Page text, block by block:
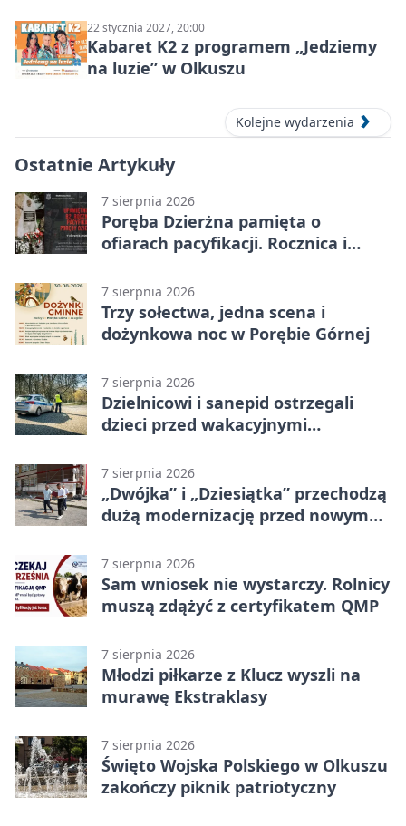
22 stycznia 2027, 20:00
Kabaret K2 z programem „Jedziemy
na luzie” w Olkuszu
Kolejne wydarzenia
Ostatnie Artykuły
7 sierpnia 2026
Poręba Dzierżna pamięta o
ofiarach pacyfikacji. Rocznica i
7 sierpnia 2026
Trzy sołectwa, jedna scena i
dożynkowa noc w Porębie Górnej
7 sierpnia 2026
Dzielnicowi i sanepid ostrzegali
dzieci przed wakacyjnymi
7 sierpnia 2026
„Dwójka” i „Dziesiątka” przechodzą
dużą modernizację przed nowym
7 sierpnia 2026
Sam wniosek nie wystarczy. Rolnicy
muszą zdążyć z certyfikatem QMP
7 sierpnia 2026
Młodzi piłkarze z Klucz wyszli na
murawę Ekstraklasy
7 sierpnia 2026
Święto Wojska Polskiego w Olkuszu
zakończy piknik patriotyczny